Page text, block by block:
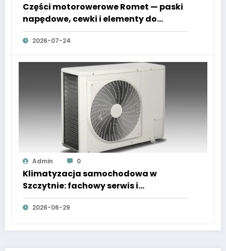
Części motorowerowe Romet — paski
napędowe, cewki i elementy do
Komara i Junaka
2026-07-24
Admin 0
Klimatyzacja samochodowa w
Szczytnie: fachowy serwis i
wulkanizacja
2026-06-29